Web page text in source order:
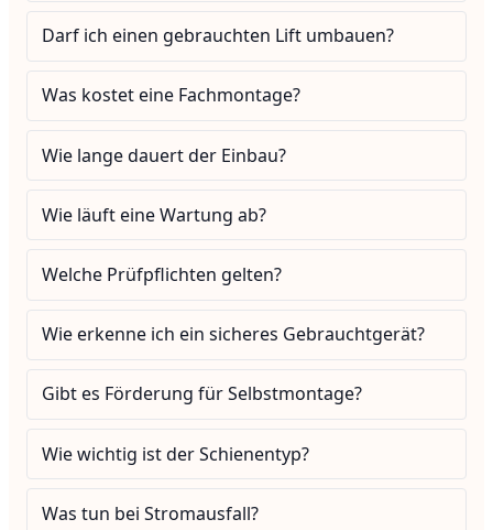
Darf ich einen gebrauchten Lift umbauen?
Was kostet eine Fachmontage?
Wie lange dauert der Einbau?
Wie läuft eine Wartung ab?
Welche Prüfpflichten gelten?
Wie erkenne ich ein sicheres Gebrauchtgerät?
Gibt es Förderung für Selbstmontage?
Wie wichtig ist der Schienentyp?
Was tun bei Stromausfall?